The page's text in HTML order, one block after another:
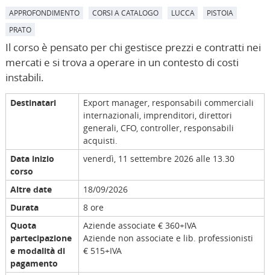
APPROFONDIMENTO CORSI A CATALOGO LUCCA
PISTOIA
PRATO
Il corso è pensato per chi gestisce prezzi e contratti nei
mercati e si trova a operare in un contesto di costi
instabili.
Destinatari
Export manager, responsabili commerciali
internazionali, imprenditori, direttori
generali, CFO, controller, responsabili
acquisti.
Data inizio
corso
venerdì, 11 settembre 2026 alle 13.30
Altre date
18/09/2026
Durata
8 ore
Quota
partecipazione
e modalità di
pagamento
Aziende associate € 360+IVA
Aziende non associate e lib. professionisti
€ 515+IVA